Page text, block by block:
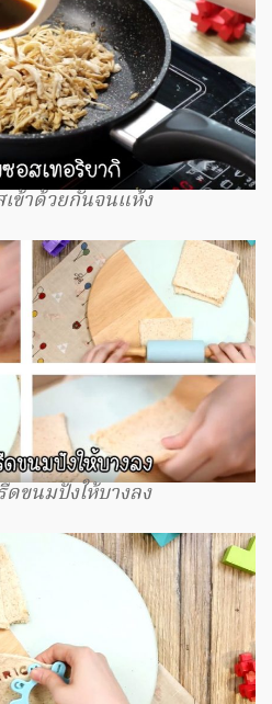
ข้าด้วยกันจนแห้ง
ขนมปังให้บางลง